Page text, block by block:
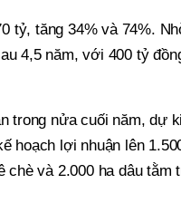
tỷ, tăng 34% và 74%.
4,5 năm, với 400 tỷ
trong nửa cuối năm, dự
hoạch lợi nhuận lên
chè và 2.000 ha dâu tằm